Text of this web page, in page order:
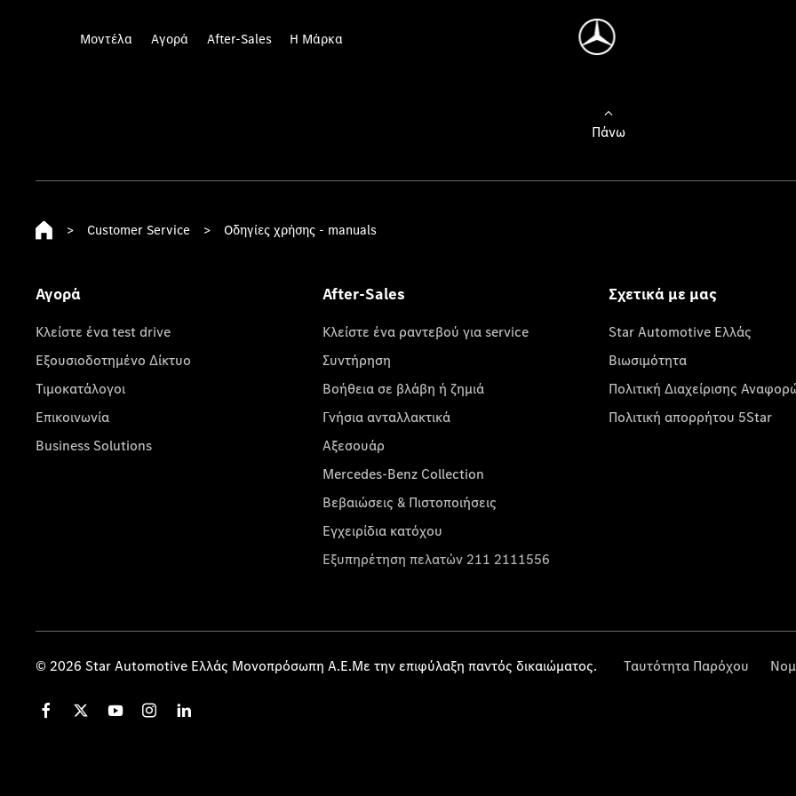
Μοντέλα Αγορά After-Sales Η Μάρκα
Πάνω
> Customer Service > Οδηγίες χρήσης - manuals
Αγορά
Κλείστε ένα test drive
Εξουσιοδοτημένο Δίκτυο
Τιμοκατάλογοι
Επικοινωνία
Business Solutions
After-Sales
Κλείστε ένα ραντεβού για service
Συντήρηση
Βοήθεια σε βλάβη ή ζημιά
Γνήσια ανταλλακτικά
Αξεσουάρ
Mercedes-Benz Collection
Βεβαιώσεις & Πιστοποιήσεις
Εγχειρίδια κατόχου
Εξυπηρέτηση πελατών 211 2111556
Σχετικά με μας
Star Automotive Ελλάς
Βιωσιμότητα
Πολιτική Διαχείρισης
Πολιτική απορρήτου 5Star
© 2026 Star Automotive Ελλάς Μονοπρόσωπη Α.Ε.Με την επιφύλαξη παντός δικαιώματος. Ταυτότητα Παρόχου